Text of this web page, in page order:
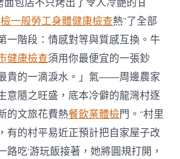
一般勞工身體健康檢查熱”了全部
一階段：情感對等與質感互換。牛
健康檢查須用你最便宜的一張鈔
貴的一滴淚水。」氣——周邊農家
意隨之旺盛，底本冷僻的龍灣村逐
的文旅花費熱餐飲業體檢門。“村里
有的村平易近正預計把自家屋子改
路吃‘游玩飯接著，她將圓規打開，